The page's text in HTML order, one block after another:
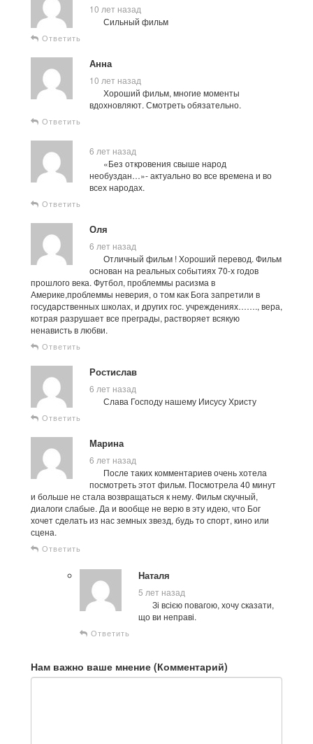
10 лет назад
Сильный фильм
Ответить
Анна
10 лет назад
Хороший фильм, многие моменты
вдохновляют. Смотреть обязательно.
Ответить
6 лет назад
«Без откровения свыше народ
необуздан…»- актуально во все времена и во
всех народах.
Ответить
Оля
6 лет назад
Отличный фильм ! Хороший перевод. Фильм
основан на реальных событиях 70-х годов
прошлого века. Футбол, проблеммы расизма в
Америке,проблеммы неверия, о том как Бога запретили в
государственных школах, и других гос. учреждениях……., вера,
котрая разрушает все преграды, растворяет всякую
ненависть в любви.
Ответить
Ростислав
6 лет назад
Слава Господу нашему Иисусу Христу
Ответить
Марина
6 лет назад
После таких комментариев очень хотела
посмотреть этот фильм. Посмотрела 40 минут
и больше не стала возвращаться к нему. Фильм скучный,
диалоги слабые. Да и вообще не верю в эту идею, что Бог
хочет сделать из нас земных звезд, будь то спорт, кино или
сцена.
Ответить
Наталя
5 лет назад
Зі всією повагою, хочу сказати,
що ви неправі.
Ответить
Нам важно ваше мнение (Комментарий)